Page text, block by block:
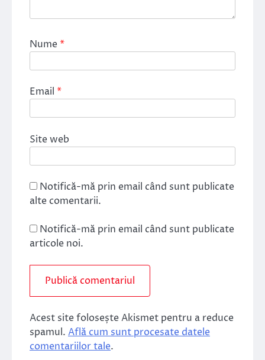
Nume*
Email *
Site web
Notifică-mă prin email când sunt publicate
alte comentarii.
Notifică-mă prin email când sunt publicate
articole noi.
Acest site folosește Akismet pentru a reduce
spamul. Află cum sunt procesate datele
comentariilor tale.